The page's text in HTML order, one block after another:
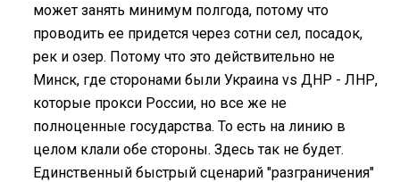
может занять минимум полгода, потому что
проводить ее придется через сотни сел, посадок,
рек и озер. Потому что это действительно не
Минск, где сторонами были Украина vs ДНР - ЛНР,
которые прокси России, но все же не
полноценные государства. То есть на линию в
целом клали обе стороны. Здесь так не будет.
Единственный быстрый сценарий "разграничения"